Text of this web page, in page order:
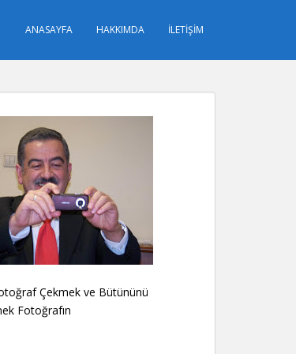
ANASAYFA HAKKIMDA İLETIŞIM
Çekmek ve Bütününü
Fotoğrafın